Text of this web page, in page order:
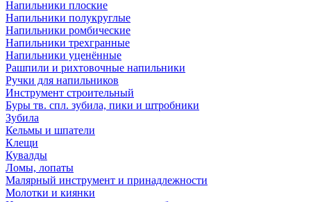
Напильники плоские
Напильники полукруглые
Напильники ромбические
Напильники трехгранные
Напильники уценённые
Рашпили и рихтовочные напильники
Ручки для напильников
Инструмент строительный
Буры тв. спл. зубила, пики и штробники
Зубила
Кельмы и шпатели
Клещи
Кувалды
Ломы, лопаты
Малярный инструмент и принадлежности
Молотки и киянки